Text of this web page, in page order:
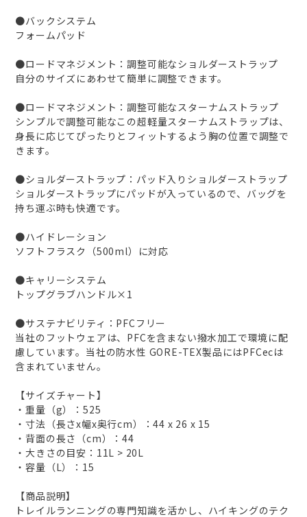
●バックシステム
フォームパッド
●ロードマネジメント：調整可能なショルダーストラップ
自分のサイズにあわせて簡単に調整できます。
●ロードマネジメント：調整可能なスターナムストラップ
シンプルで調整可能なこの超軽量スターナムストラップは、
身長に応じてぴったりとフィットするよう胸の位置で調整で
きます。
●ショルダーストラップ：パッド入りショルダーストラップ
ショルダーストラップにパッドが入っているので、バッグを
持ち運ぶ時も快適です。
●ハイドレーション
ソフトフラスク（500ml）に対応
●キャリーシステム
トップグラブハンドル×1
●サステナビリティ：PFCフリー
当社のフットウェアは、PFCを含まない撥水加工で環境に配
慮しています。当社の防水性 GORE-TEX製品にはPFCecは
含まれていません。
【サイズチャート】
・重量（g）：525
・寸法（長さx幅x奥行cm）：44 x 26 x 15
・背面の長さ（cm）：44
・大きさの目安：11L > 20L
・容量（L）：15
【商品説明】
トレイルランニングの専門知識を活かし、ハイキングのテク